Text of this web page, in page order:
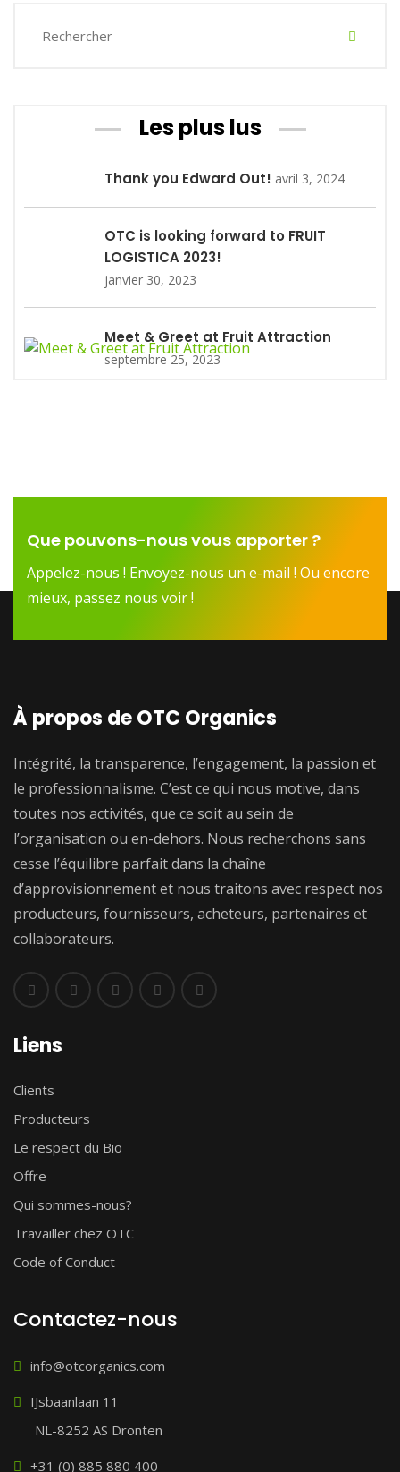
Les plus lus
Thank you Edward Out! avril 3, 2024
OTC is looking forward to FRUIT
LOGISTICA 2023!
janvier 30, 2023
Meet & Greet at Fruit Attraction
septembre 25, 2023
Que pouvons-nous vous apporter ?
Appelez-nous ! Envoyez-nous un e-mail ! Ou encore
mieux, passez nous voir !
À propos de OTC Organics
Intégrité, la transparence, l’engagement, la passion et
le professionnalisme. C’est ce qui nous motive, dans
toutes nos activités, que ce soit au sein de
l’organisation ou en-dehors. Nous recherchons sans
cesse l’équilibre parfait dans la chaîne
d’approvisionnement et nous traitons avec respect nos
producteurs, fournisseurs, acheteurs, partenaires et
collaborateurs.
Liens
Clients
Producteurs
Le respect du Bio
Offre
Qui sommes-nous?
Travailler chez OTC
Code of Conduct
Contactez-nous
info@otcorganics.com
IJsbaanlaan 11
NL-8252 AS Dronten
+31 (0) 885 880 400